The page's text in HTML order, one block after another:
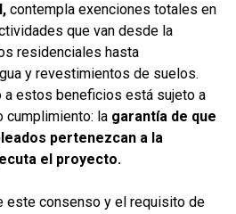
contempla exenciones totales en
que van desde la
residenciales hasta
y revestimientos de suelos.
a estos beneficios está sujeto a
cumplimiento: la garantía de que
pertenezcan a la
el proyecto.
este consenso y el requisito de